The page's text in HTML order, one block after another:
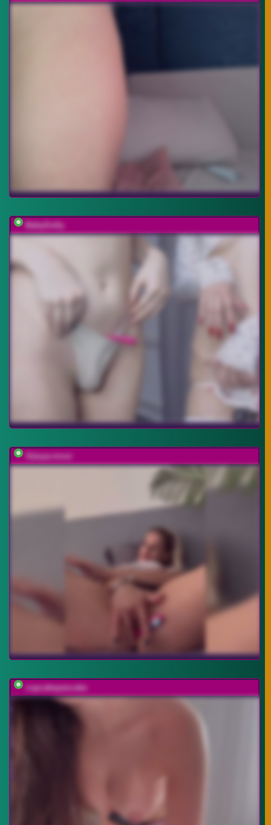
BabyGolly
Stasya-moor
cupcakepancake